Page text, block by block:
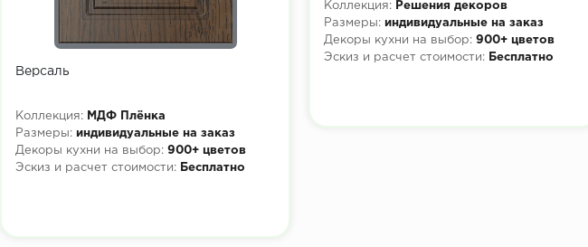
Версаль
Коллекция:
МДФ Плёнка
Размеры: индивидуальные на заказ
Декоры кухни на выбор: 900+ цветов
Эскиз и расчет стоимости:
Бесплатно
Коллекция:
Решения декоров
Размеры: индивидуальные на заказ
Декоры кухни на выбор: 900+ цветов
Эскиз и расчет стоимости:
Бесплатно